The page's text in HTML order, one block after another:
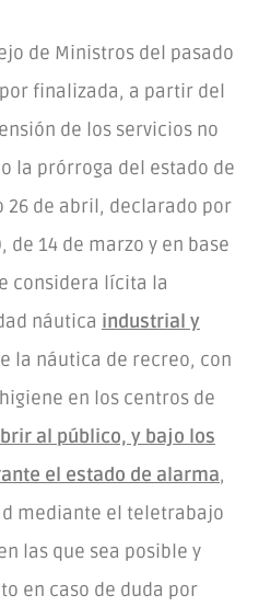
de Ministros del pasado
finalizada, a partir del
de los servicios no
la prórroga del estado de
de abril, declarado por
de 14 de marzo y en base
considera lícita la
náutica industrial y
la náutica de recreo, con
en los centros de
al público, y bajo los
el estado de alarma,
mediante el teletrabajo
las que sea posible y
en caso de duda por